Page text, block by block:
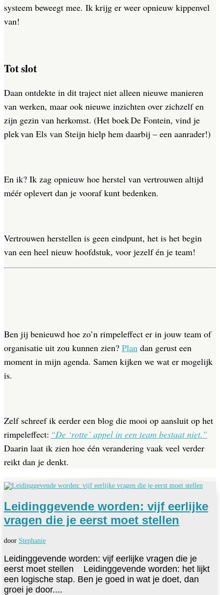
systeem beweegt mee. Ik krijg er weer opnieuw kippenvel
van!
Tot slot
Daan ontdekte in dit traject niet alleen nieuwe manieren
van werken, maar ook nieuwe inzichten over zichzelf en
zijn gezin van herkomst. (Het boek De Fontein, vind je
plek van Els van Steijn hielp hem daarbij – een aanrader!)
En ik? Ik zag opnieuw hoe herstel van vertrouwen altijd
méér oplevert dan je vooraf kunt bedenken.
Vertrouwen herstellen is geen eindpunt, het is het begin
van een heel nieuw hoofdstuk, voor jezelf én je team!
Ben jij benieuwd hoe zo’n rimpeleffect er in jouw team of
organisatie uit zou kunnen zien? Plan dan gerust een
moment in mijn agenda. Samen kijken we wat er mogelijk
is.
Zelf schreef ik eerder een blog die mooi op aansluit op het
rimpeleffect: “De ‘rotte’ appel in een team bestaat niet.”
Daarin laat ik zien hoe één verandering vaak veel verder
reikt dan je denkt.
Leidinggevende worden: vijf eerlijke
vragen die je eerst moet stellen
door Stephanie
Leidinggevende worden: vijf eerlijke vragen die je
eerst moet stellen Leidinggevende worden: het lijkt
een logische stap. Ben je goed in wat je doet, dan
groei je door....